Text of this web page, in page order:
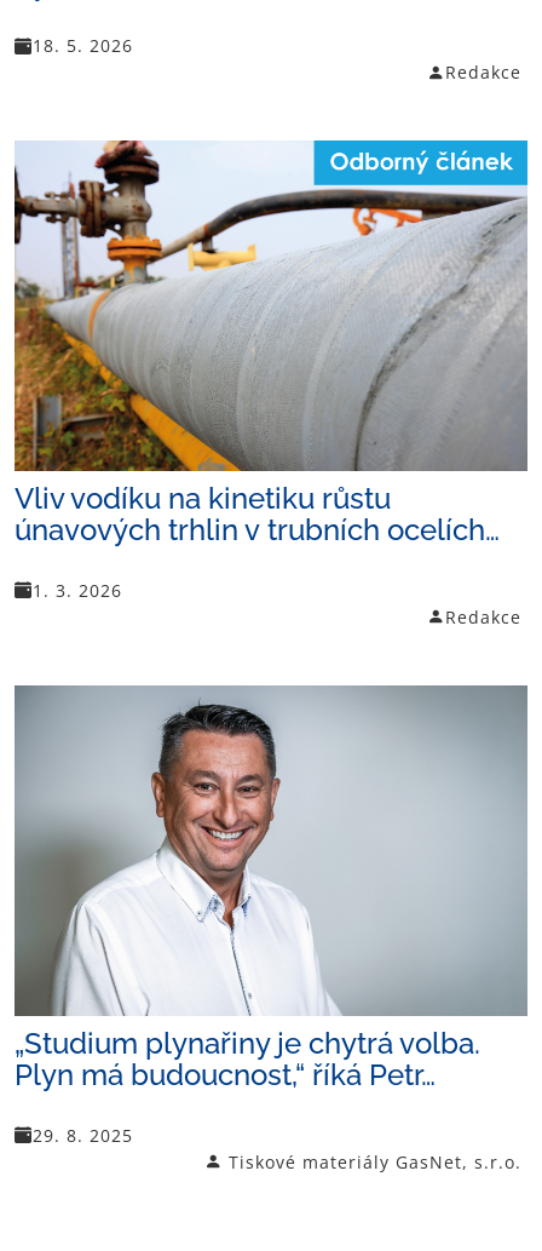
18. 5. 2026
Redakce
Vliv vodíku na kinetiku růstu
únavových trhlin v trubních ocelích…
1. 3. 2026
Redakce
„Studium plynařiny je chytrá volba.
Plyn má budoucnost,“ říká Petr…
29. 8. 2025
Tiskové materiály GasNet, s.r.o.